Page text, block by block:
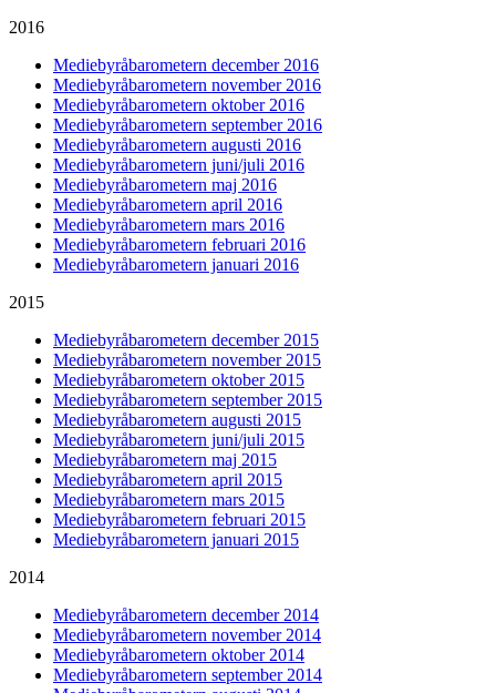
2016
Mediebyråbarometern december 2016
Mediebyråbarometern november 2016
Mediebyråbarometern oktober 2016
Mediebyråbarometern september 2016
Mediebyråbarometern augusti 2016
Mediebyråbarometern juni/juli 2016
Mediebyråbarometern maj 2016
Mediebyråbarometern april 2016
Mediebyråbarometern mars 2016
Mediebyråbarometern februari 2016
Mediebyråbarometern januari 2016
2015
Mediebyråbarometern december 2015
Mediebyråbarometern november 2015
Mediebyråbarometern oktober 2015
Mediebyråbarometern september 2015
Mediebyråbarometern augusti 2015
Mediebyråbarometern juni/juli 2015
Mediebyråbarometern maj 2015
Mediebyråbarometern april 2015
Mediebyråbarometern mars 2015
Mediebyråbarometern februari 2015
Mediebyråbarometern januari 2015
2014
Mediebyråbarometern december 2014
Mediebyråbarometern november 2014
Mediebyråbarometern oktober 2014
Mediebyråbarometern september 2014